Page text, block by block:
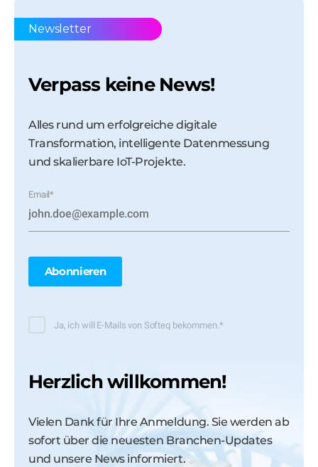
Newsletter
Verpass keine News!
Alles rund um erfolgreiche digitale
Transformation, intelligente Datenmessung
und skalierbare IoT-Projekte.
Email*
Ja, ich will E-Mails von Softeq bekommen. *
Herzlich willkommen!
Vielen Dank für Ihre Anmeldung. Sie werden ab
sofort über die neuesten Branchen-Updates
und unsere News informiert.